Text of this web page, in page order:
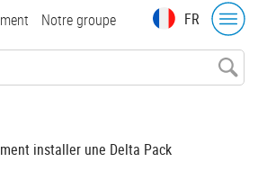
FR
Notre groupe
installer une Delta Pack